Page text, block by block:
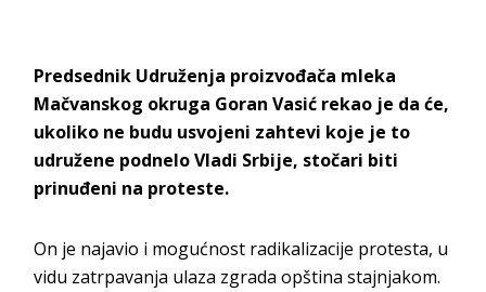
Predsednik Udruženja proizvođača mleka
Mačvanskog okruga Goran Vasić rekao je da će,
ukoliko ne budu usvojeni zahtevi koje je to
udružene podnelo Vladi Srbije, stočari biti
prinuđeni na proteste.
On je najavio i mogućnost radikalizacije protesta, u
vidu zatrpavanja ulaza zgrada opština stajnjakom.